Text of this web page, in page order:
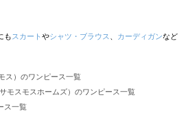
も スカート やシャツ・ブラウス カーディガンなど
ス）のワンピース一覧
モスモスホームズ）のワンピース一覧
ス一覧